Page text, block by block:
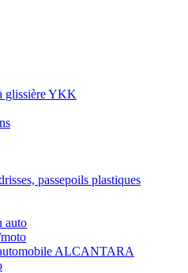
glissière YKK
passepoils plastiques
auto
ALCANTARA